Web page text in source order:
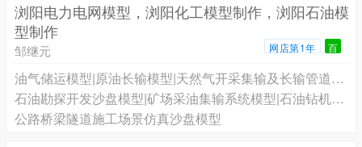
浏阳电力电网模型，浏阳化工模型制作，浏阳石油模
型制作
邹继元 网店第1年 百
油气储运模型|原油长输模型|天然气开采集输及长输管道系统模型
石油勘探开发沙盘模型|矿场采油集输系统模型|石油钻机模型|采油工艺模型
公路桥梁隧道施工场景仿真沙盘模型